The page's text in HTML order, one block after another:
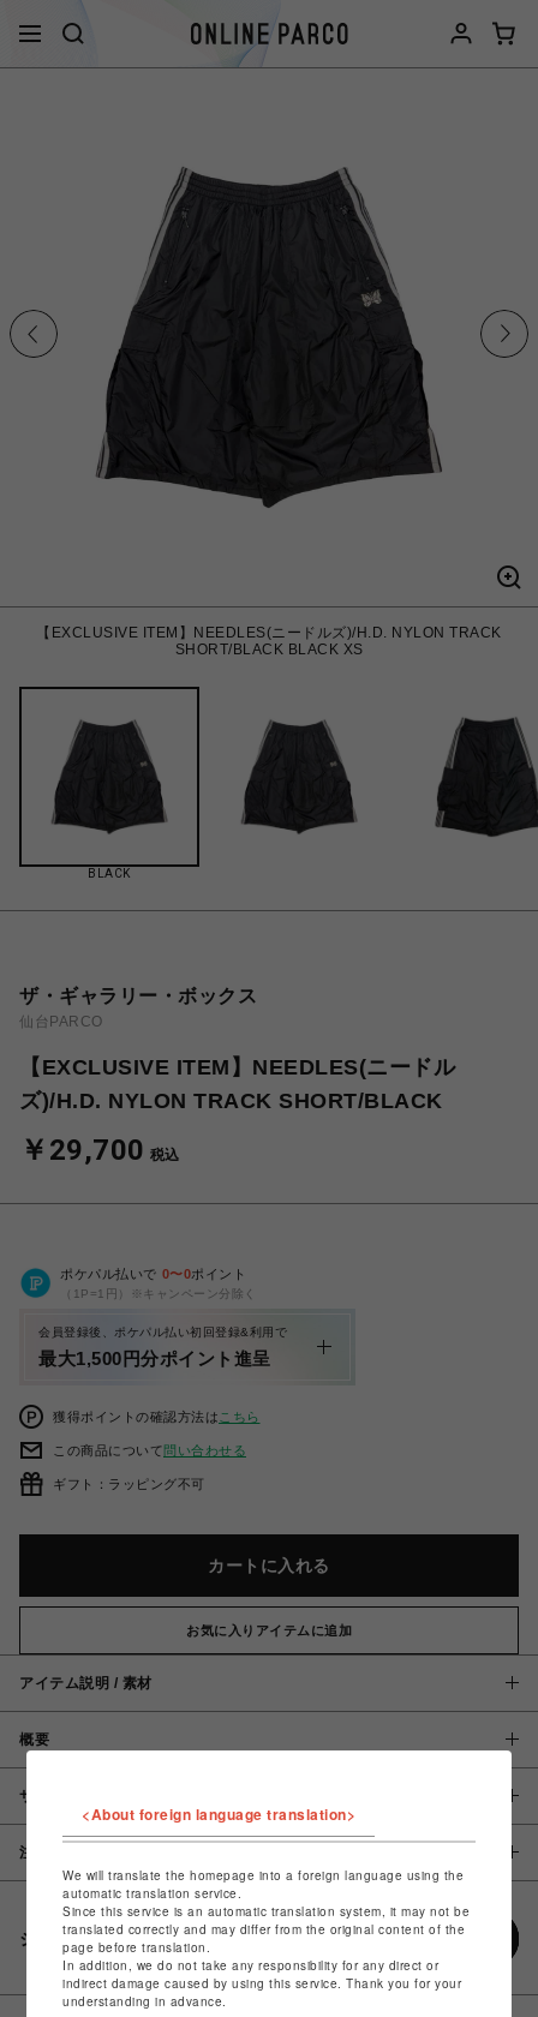
【EXCLUSIVE ITEM】NEEDLES(ニードルズ)/H.D. NYLON TRACK
SHORT/BLACK BLACK XS
BLACK
ザ・ギャラリー・ボックス
仙台PARCO
【EXCLUSIVE ITEM】NEEDLES(ニードル
ズ)/H.D. NYLON TRACK SHORT/BLACK
￥29,700 税込
ポケパル払いで 0〜0ポイント
（1P=1円）※キャンペーン分除く
会員登録後、ポケパル払い初回登録&利用で
最大1,500円分ポイント進呈
獲得ポイントの確認方法は こちら
この商品について問い合わせる
ギフト：ラッピング不可
カートに入れる
お気に入りアイテムに追加
アイテム説明 / 素材
概要
サイズ
注意事項
シェアする
<About foreign language translation>
We will translate the homepage into a foreign language using the
automatic translation service.
Since this service is an automatic translation system, it may not be
translated correctly and may differ from the original content of the
page before translation.
In addition, we do not take any responsibility for any direct or
indirect damage caused by using this service. Thank you for your
understanding in advance.